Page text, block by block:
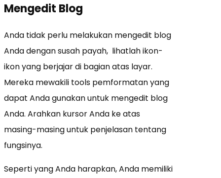
Mengedit Blog
Anda tidak perlu melakukan mengedit blog
Anda dengan susah payah, lihatlah ikon-
ikon yang berjajar di bagian atas layar.
Mereka mewakili tools pemformatan yang
dapat Anda gunakan untuk mengedit blog
Anda. Arahkan kursor Anda ke atas
masing-masing untuk penjelasan tentang
fungsinya.
Seperti yang Anda harapkan, Anda memiliki